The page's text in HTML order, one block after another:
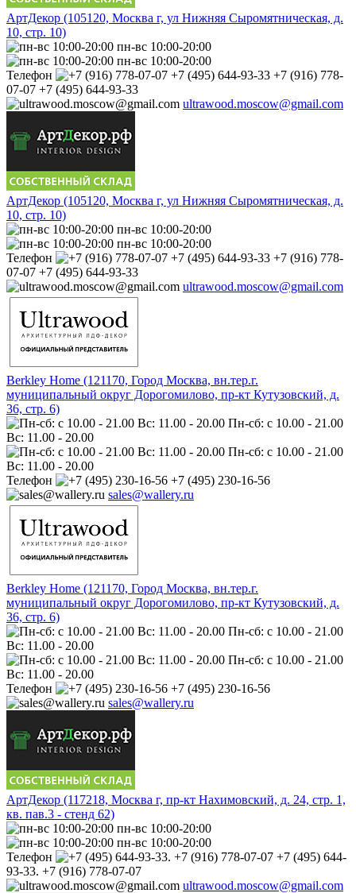
АртДекор (105120, Москва г, ул Нижняя Сыромятническая, д.
10, стр. 10)
пн-вс 10:00-20:00
пн-вс 10:00-20:00
Телефон
+7 (916) 778-
07-07 +7 (495) 644-93-33
ultrawood.moscow@gmail.com
АртДекор (105120, Москва г, ул Нижняя Сыромятническая, д.
10, стр. 10)
пн-вс 10:00-20:00
пн-вс 10:00-20:00
Телефон
+7 (916) 778-
07-07 +7 (495) 644-93-33
ultrawood.moscow@gmail.com
Berkley Home (121170, Город Москва, вн.тер.г.
муниципальный округ Дорогомилово, пр-кт Кутузовский, д.
36, стр. 6)
Пн-сб: с 10.00 - 21.00
Вс: 11.00 - 20.00
Пн-сб: с 10.00 - 21.00
Вс: 11.00 - 20.00
Телефон
+7 (495) 230-16-56
sales@wallery.ru
Berkley Home (121170, Город Москва, вн.тер.г.
муниципальный округ Дорогомилово, пр-кт Кутузовский, д.
36, стр. 6)
Пн-сб: с 10.00 - 21.00
Вс: 11.00 - 20.00
Пн-сб: с 10.00 - 21.00
Вс: 11.00 - 20.00
Телефон
+7 (495) 230-16-56
sales@wallery.ru
АртДекор (117218, Москва г, пр-кт Нахимовский, д. 24, стр. 1,
кв. пав.3 - стенд 62)
пн-вс 10:00-20:00
пн-вс 10:00-20:00
Телефон
+7 (495) 644-
93-33. +7 (916) 778-07-07
ultrawood.moscow@gmail.com